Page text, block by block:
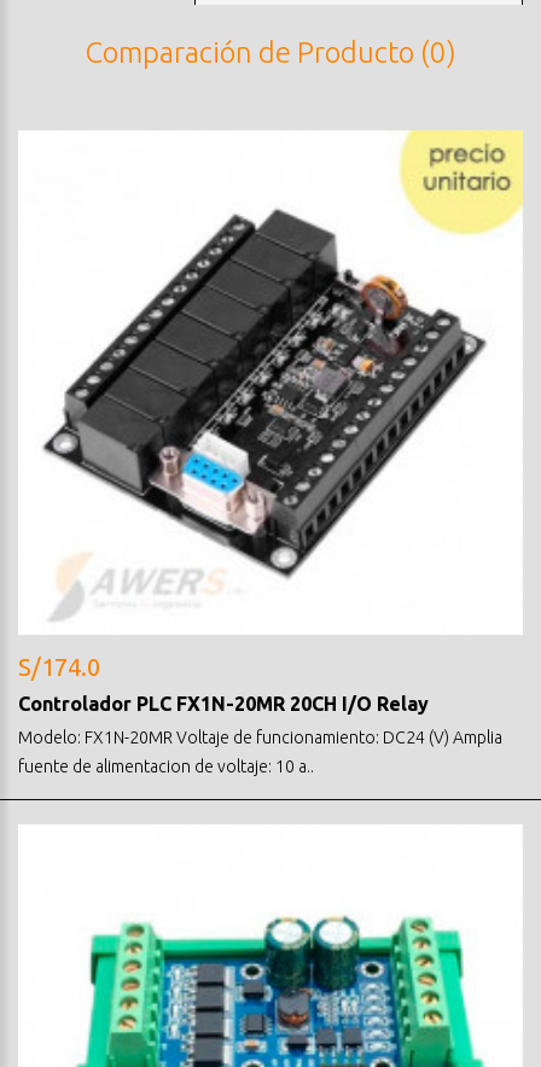
Comparación de Producto (0)
S/174.0
Controlador PLC FX1N-20MR 20CH I/O Relay
Modelo: FX1N-20MR Voltaje de funcionamiento: DC24 (V) Amplia
fuente de alimentacion de voltaje: 10 a..